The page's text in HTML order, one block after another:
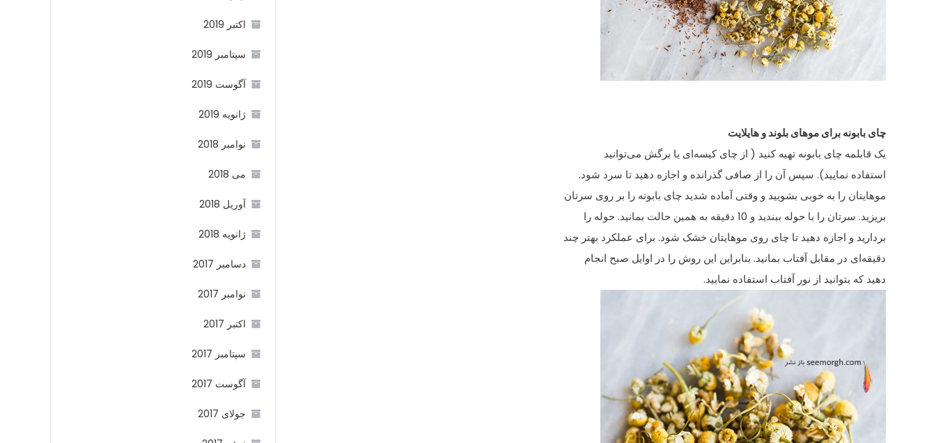
چای بابونه برای موهای بلوند و هایلایت
یک قابلمه چای بابونه تهیه کنید ( از چای کیسه‌ای یا برگش می‌توانید
استفاده نمایید). سپس آن را از صافی گذرانده و اجازه دهید تا سرد شود.
موهایتان را به خوبی بشویید و وقتی آماده شدید چای بابونه را بر روی سرتان
بریزید. سرتان را با حوله ببندید و 10 دقیقه به همین حالت بمانید. حوله را
بردارید و اجازه دهید تا چای روی موهایتان خشک شود. برای عملکرد بهتر چند
دقیقه‌ای در مقابل آفتاب بمانید. بنابراین این روش را در اوایل صبح انجام
دهید که بتوانید از نور آفتاب استفاده نمایید.
اکتبر 2019
سپتامبر 2019
آگوست 2019
ژانویه 2019
نوامبر 2018
می 2018
آوریل 2018
ژانویه 2018
دسامبر 2017
نوامبر 2017
اکتبر 2017
سپتامبر 2017
آگوست 2017
جولای 2017